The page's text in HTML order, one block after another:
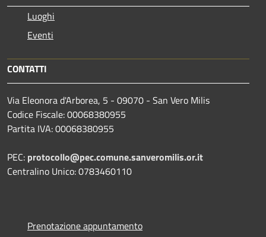
Luoghi
Eventi
CONTATTI
Via Eleonora d'Arborea, 5 - 09070 - San Vero Milis
Codice Fiscale: 00068380955
Partita IVA: 00068380955
PEC: protocollo@pec.comune.sanveromilis.or.it
Centralino Unico: 0783460110
Prenotazione appuntamento